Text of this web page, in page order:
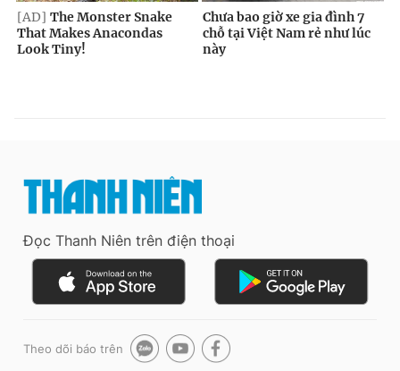
Đọc Thanh Niên trên điện thoại
Theo dõi báo trên